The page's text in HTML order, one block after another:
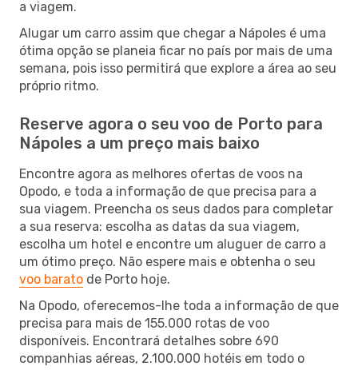
a viagem.
Alugar um carro assim que chegar a Nápoles é uma
ótima opção se planeia ficar no país por mais de uma
semana, pois isso permitirá que explore a área ao seu
próprio ritmo.
Reserve agora o seu voo de Porto para
Nápoles a um preço mais baixo
Encontre agora as melhores ofertas de voos na
Opodo, e toda a informação de que precisa para a
sua viagem. Preencha os seus dados para completar
a sua reserva: escolha as datas da sua viagem,
escolha um hotel e encontre um aluguer de carro a
um ótimo preço. Não espere mais e obtenha o seu
voo barato de Porto hoje.
Na Opodo, oferecemos-lhe toda a informação de que
precisa para mais de 155.000 rotas de voo
disponíveis. Encontrará detalhes sobre 690
companhias aéreas, 2.100.000 hotéis em todo o